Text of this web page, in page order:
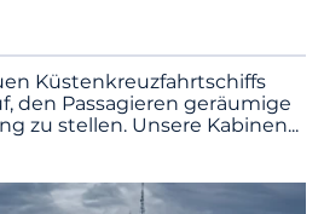
Küstenkreuzfahrtschiffs
den Passagieren geräumige
zu stellen. Unsere Kabinen...